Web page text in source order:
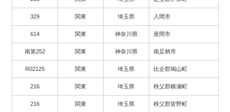
329 関東 埼玉県 入間市
614 関東 神奈川県 座間市
南第252 関東 神奈川県 南足柄市
R02125 関東 埼玉県 比企郡鳩山町
216 関東 埼玉県 秩父郡横瀬町
216 関東 埼玉県 秩父郡皆野町